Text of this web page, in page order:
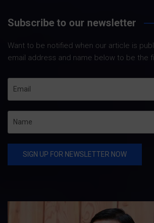
Subscribe to our newsletter
Want to be notified when our article is
email address and name below to be the